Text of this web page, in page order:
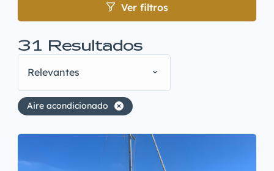
Ver filtros
31 Resultados
Relevantes
Aire acondicionado